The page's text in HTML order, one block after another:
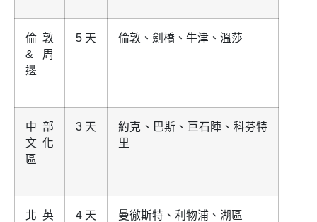
倫敦
& 周
邊
5 天 倫敦、劍橋、牛津、溫莎
中部
文化
區
3 天
約克、巴斯、巨石陣、科芬特
里
北英
4 天 曼徹斯特、利物浦、湖區